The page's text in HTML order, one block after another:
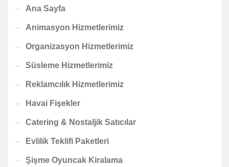
Ana Sayfa
Animasyon Hizmetlerimiz
Organizasyon Hizmetlerimiz
Süsleme Hizmetlerimiz
Reklamcılık Hizmetlerimiz
Havai Fişekler
Catering & Nostaljik Satıcılar
Evlilik Teklifi Paketleri
Şişme Oyuncak Kiralama